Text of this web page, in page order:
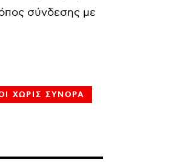
σύνδεσης με
ΧΩΡΙΣ ΣΥΝΟΡΑ